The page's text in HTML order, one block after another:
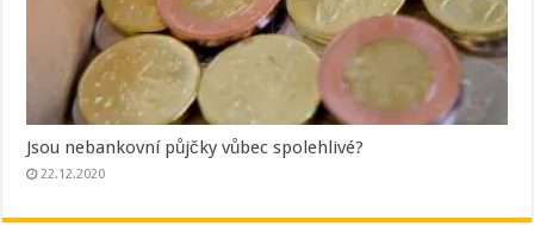
Jsou nebankovní půjčky vůbec spolehlivé?
22.12.2020